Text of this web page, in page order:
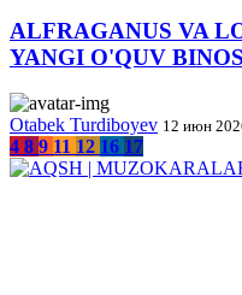
ALFRAGANUS VA
YANGI O'QUV
Otabek Turdiboyev 12 июн
4 8 9 11 12 16 17